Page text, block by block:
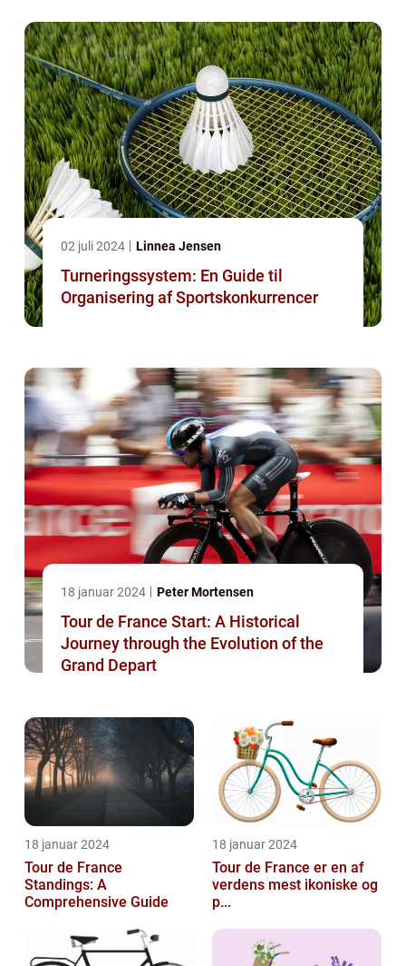
02 juli 2024 Linnea Jensen
Turneringssystem: En Guide til
Organisering af Sportskonkurrencer
18 januar 2024 Peter Mortensen
Tour de France Start: A Historical
Journey through the Evolution of the
Grand Depart
18 januar 2024
Tour de France
Standings: A
Comprehensive Guide
18 januar 2024
Tour de France er en af
verdens mest ikoniske og
p...